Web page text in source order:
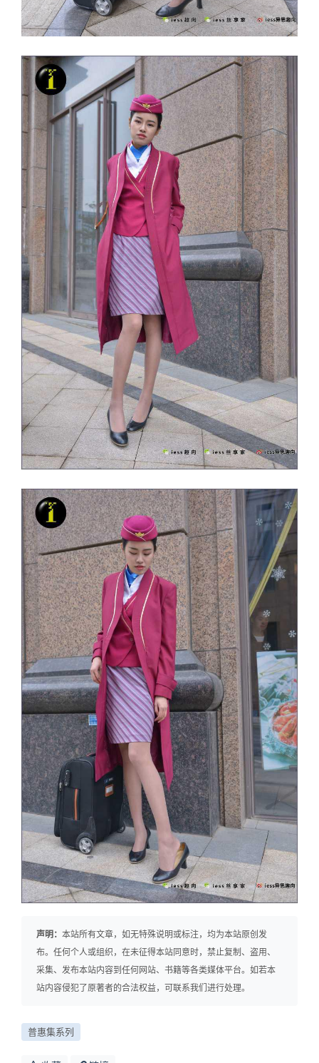
声明： 本站所有文章，如无特殊说明或标注，均为本站原创发
布。任何个人或组织，在未征得本站同意时，禁止复制、盗用、
采集、发布本站内容到任何网站、书籍等各类媒体平台。如若本
站内容侵犯了原著者的合法权益，可联系我们进行处理。
普惠集系列